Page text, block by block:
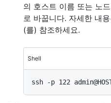
의 호스트 이름 또는 노
로 바꿉니다. 자세한 내
(를) 참조하세요.
Shell